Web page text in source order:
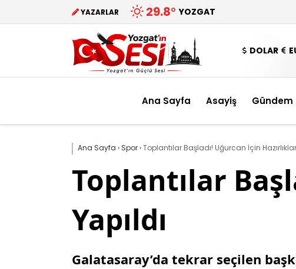
YAZARLAR 29.8° YOZGAT
DOLAR
Ana Sayfa Asayiş Gündem
Ana Sayfa › Spor›Toplantılar Başladı! Uğurcan İçin Hazırlıklar
Toplantılar
Yapıldı
Galatasaray’da tekrar seçilen